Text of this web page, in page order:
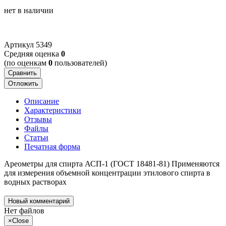
нет в наличии
Артикул 5349
Cредняя оценка 0
(по оценкам 0 пользователей)
Сравнить
Отложить
Описание
Характеристики
Отзывы
Файлы
Статьи
Печатная форма
Ареометры для спирта АСП-1 (ГОСТ 18481-81) Применяются
для измерения объемной концентрации этилового спирта в
водных растворах
Новый комментарий
Нет файлов
×Close